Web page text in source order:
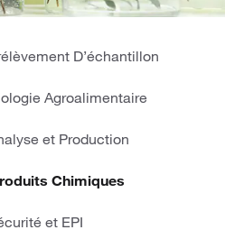
D’échantillon
Agroalimentaire
et Production
Chimiques
et EPI